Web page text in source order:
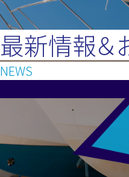
最新情報＆
NEWS